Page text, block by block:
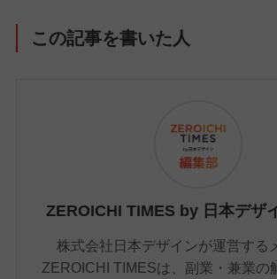
この記事を書いた人
ZEROICHI TIMES by 日本デザ
株式会社日本デザインが運営する
ZEROICHI TIMESは、副業・兼業の